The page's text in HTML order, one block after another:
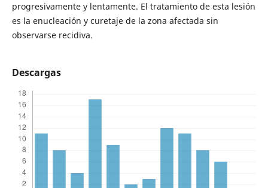
progresivamente y lentamente. El tratamiento de esta lesión
es la enucleación y curetaje de la zona afectada sin
observarse recidiva.
Descargas